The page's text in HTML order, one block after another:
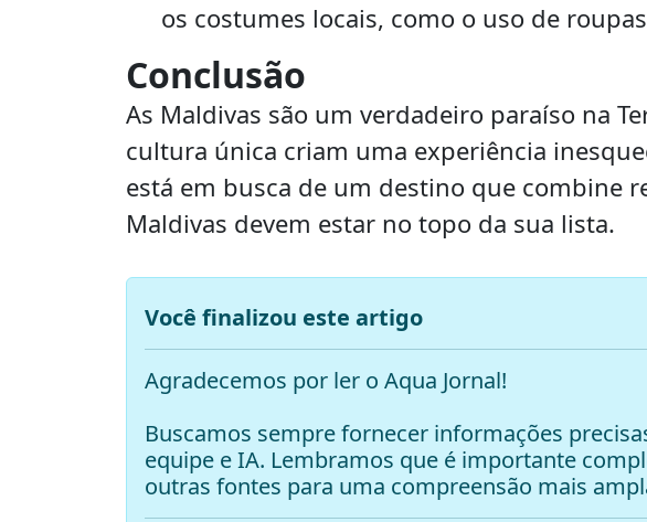
os costumes locais, como o uso de
Conclusão
As Maldivas são um verdadeiro paraíso na
cultura única criam uma experiência
está em busca de um destino que combine
Maldivas devem estar no topo da sua lista.
Você finalizou este artigo
Agradecemos por ler o Aqua Jornal!
Buscamos sempre fornecer informações
equipe e IA. Lembramos que é importante
outras fontes para uma compreensão mais